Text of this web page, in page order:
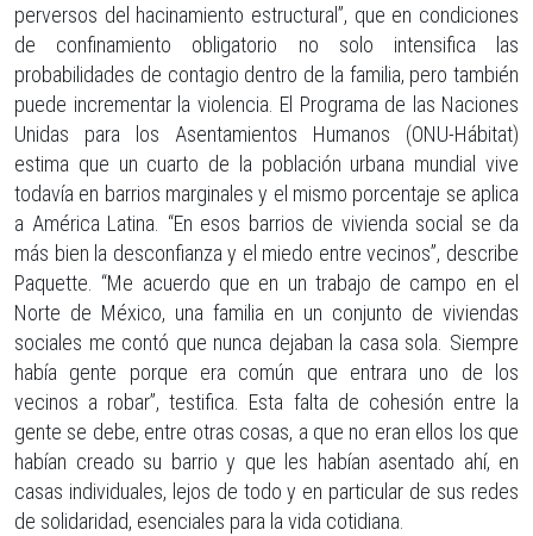
perversos del hacinamiento estructural”, que en condiciones
de confinamiento obligatorio no solo intensifica las
probabilidades de contagio dentro de la familia, pero también
puede incrementar la violencia. El Programa de las Naciones
Unidas para los Asentamientos Humanos (ONU-Hábitat)
estima que un cuarto de la población urbana mundial vive
todavía en barrios marginales y el mismo porcentaje se aplica
a América Latina. “En esos barrios de vivienda social se da
más bien la desconfianza y el miedo entre vecinos”, describe
Paquette. “Me acuerdo que en un trabajo de campo en el
Norte de México, una familia en un conjunto de viviendas
sociales me contó que nunca dejaban la casa sola. Siempre
había gente porque era común que entrara uno de los
vecinos a robar”, testifica. Esta falta de cohesión entre la
gente se debe, entre otras cosas, a que no eran ellos los que
habían creado su barrio y que les habían asentado ahí, en
casas individuales, lejos de todo y en particular de sus redes
de solidaridad, esenciales para la vida cotidiana.